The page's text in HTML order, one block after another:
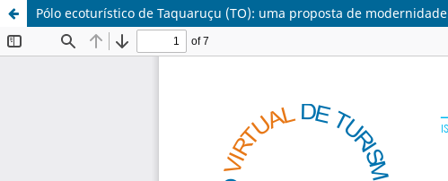
Pólo ecoturístico de Taquaruçu (TO): uma proposta de modernidade